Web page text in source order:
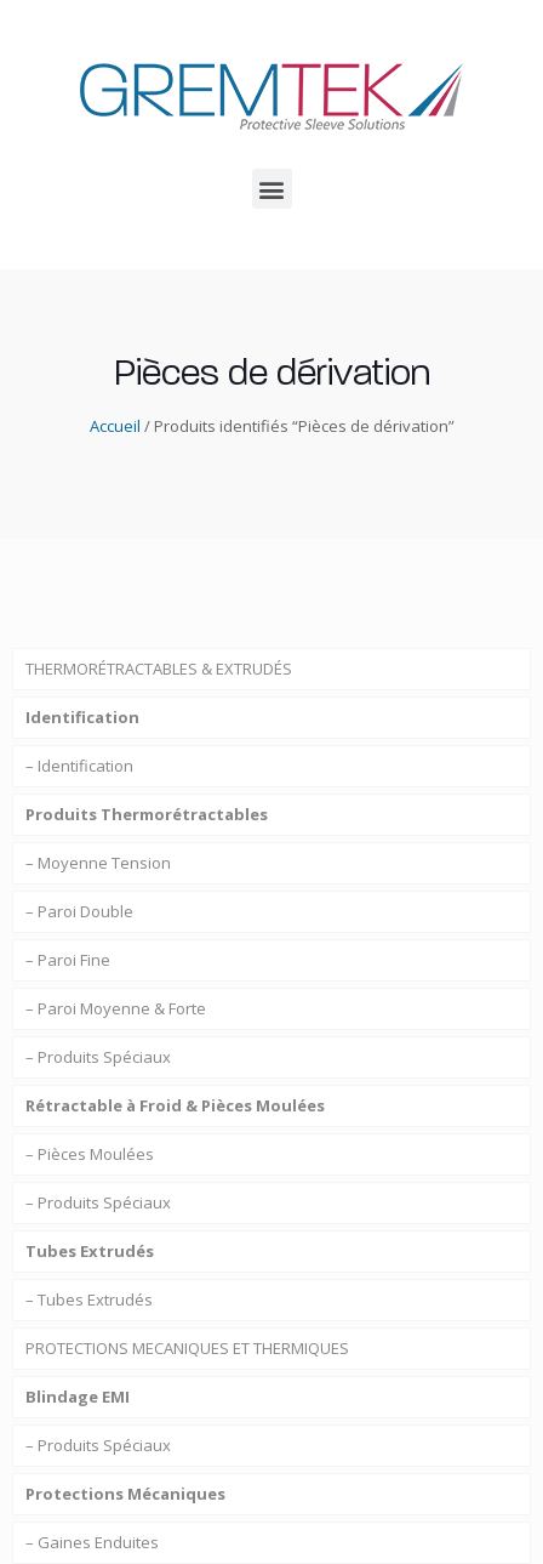
Pièces de dérivation
Accueil / Produits identifiés “Pièces de dérivation”
THERMORÉTRACTABLES & EXTRUDÉS
Identification
– Identification
Produits Thermorétractables
– Moyenne Tension
– Paroi Double
– Paroi Fine
– Paroi Moyenne & Forte
– Produits Spéciaux
Rétractable à Froid & Pièces Moulées
– Pièces Moulées
– Produits Spéciaux
Tubes Extrudés
– Tubes Extrudés
PROTECTIONS MECANIQUES ET THERMIQUES
Blindage EMI
– Produits Spéciaux
Protections Mécaniques
– Gaines Enduites